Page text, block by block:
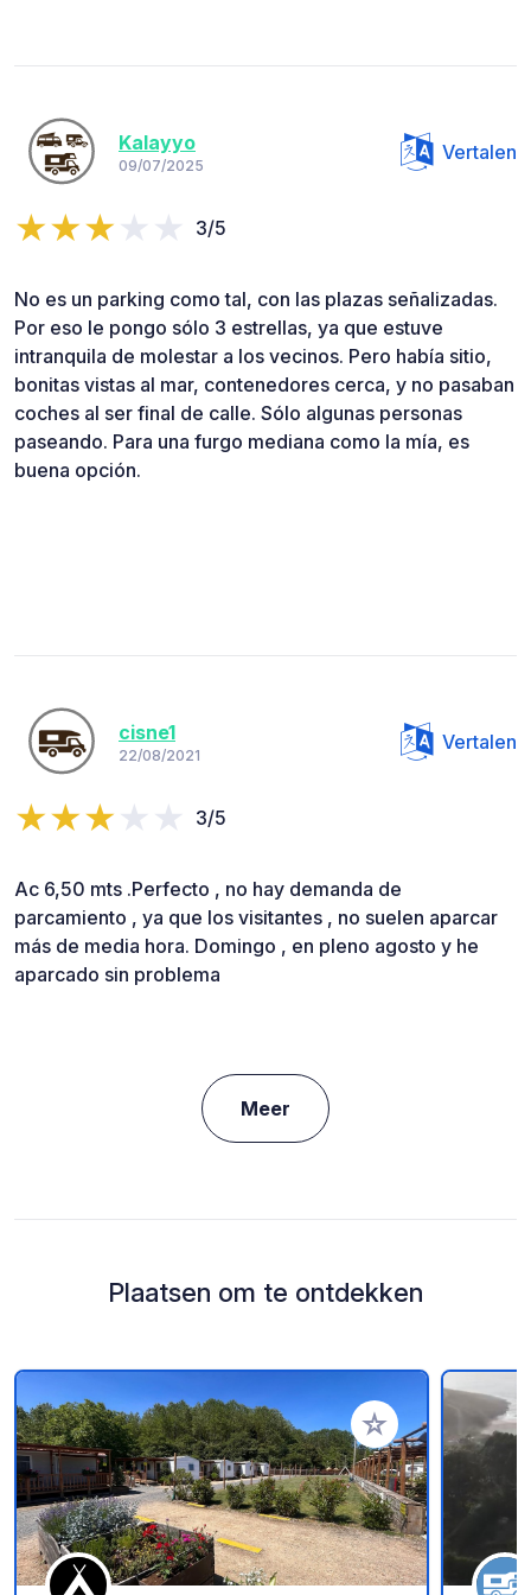
Kalayyo
09/07/2025
Vertalen
3/5
No es un parking como tal, con las plazas señalizadas.
Por eso le pongo sólo 3 estrellas, ya que estuve
intranquila de molestar a los vecinos. Pero había sitio,
bonitas vistas al mar, contenedores cerca, y no pasaban
coches al ser final de calle. Sólo algunas personas
paseando. Para una furgo mediana como la mía, es
buena opción.
cisne1
22/08/2021
Vertalen
3/5
Ac 6,50 mts .Perfecto , no hay demanda de
parcamiento , ya que los visitantes , no suelen aparcar
más de media hora. Domingo , en pleno agosto y he
aparcado sin problema
Meer
Plaatsen om te ontdekken
Voeg toe aan je